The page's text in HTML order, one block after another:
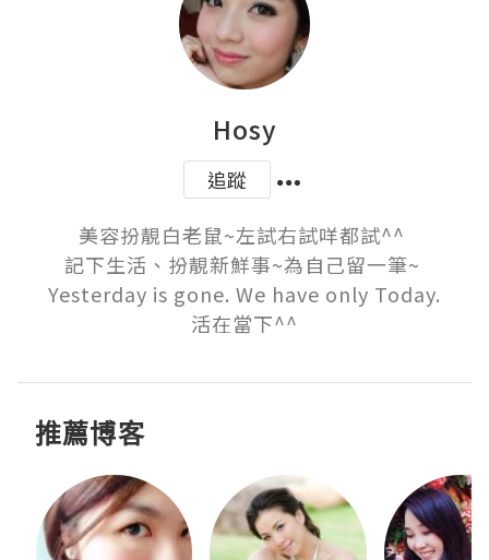
Hosy
追蹤
美容扮靚白老鼠~左試右試咩都試^^
記下生活、扮靚新鮮事~為自己留一筆~
Yesterday is gone. We have only Today.
活在當下^^
推薦博客